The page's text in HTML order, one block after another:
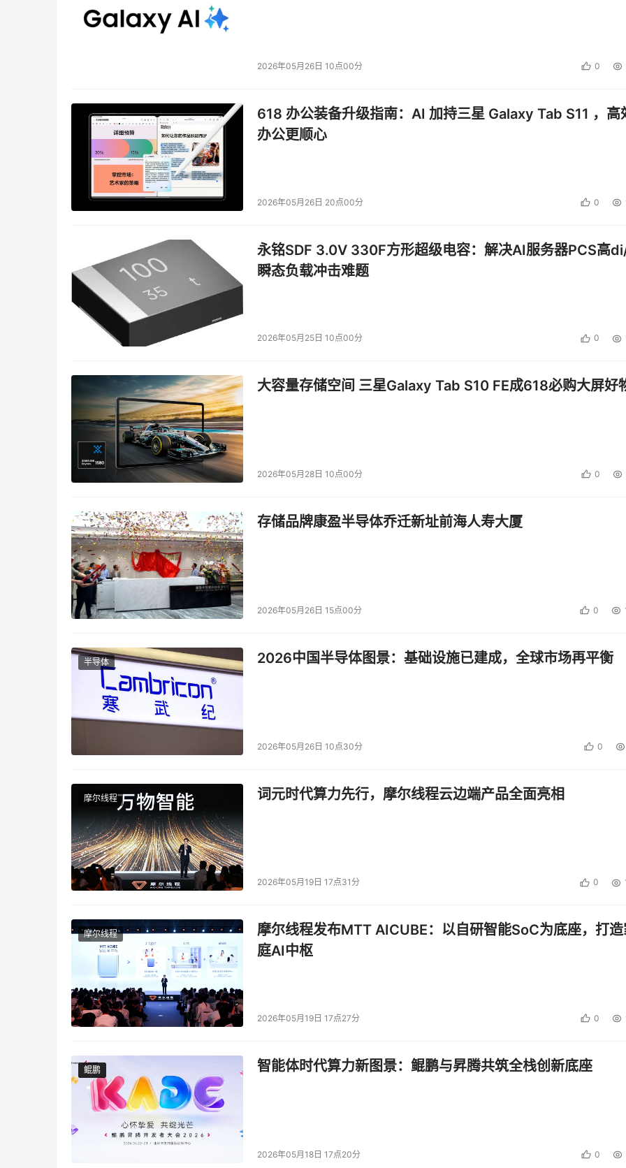
2026年05月26日 10点00分 0
618 办公装备升级指南：AI 加持三星 Galaxy Tab S11 ，高
办公更顺心
2026年05月26日 20点00分 0
永铭SDF 3.0V 330F方形超级电容：解决AI服务器PCS高
瞬态负载冲击难题
2026年05月25日 10点00分 0
大容量存储空间 三星Galaxy Tab S10 FE成618必购大屏好
2026年05月28日 10点00分 0
存储品牌康盈半导体乔迁新址前海人寿大厦
2026年05月26日 15点00分 0
半导体 2026中国半导体图景：基础设施已建成，全球市场再平衡
2026年05月26日 10点30分 0
摩尔线程 词元时代算力先行，摩尔线程云边端产品全面亮相
2026年05月19日 17点31分 0
摩尔线程
摩尔线程发布MTT AICUBE：以自研智能SoC为底座，打
庭AI中枢
2026年05月19日 17点27分 0
鲲鹏
鲲鹏 智能体时代算力新图景：鲲鹏与昇腾共筑全栈创新底座
2026年05月18日 17点20分 0